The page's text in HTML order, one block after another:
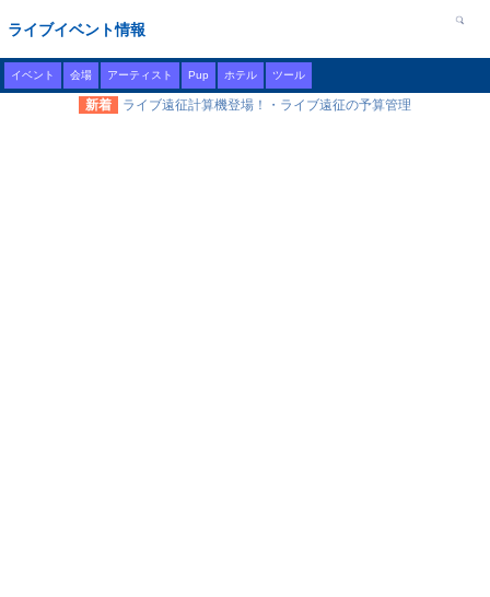
ライブイベント情報
イベント 会場 アーティスト Pup ホテル ツール
新着 ライブ遠征計算機登場！・ライブ遠征の予算管理